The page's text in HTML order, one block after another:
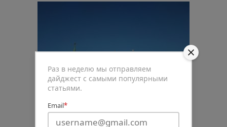
Раз в неделю мы отправляем
дайджест с самыми популярными
статьями.
Email*